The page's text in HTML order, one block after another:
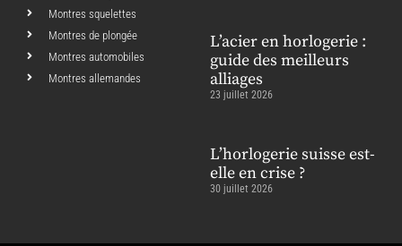
Montres squelettes
Montres de plongée
Montres automobiles
Montres allemandes
L’acier en horlogerie :
guide des meilleurs
alliages
23 juillet 2026
L’horlogerie suisse est-
elle en crise ?
30 juillet 2026